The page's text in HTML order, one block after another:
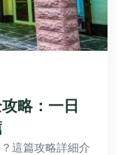
略：一日
這篇攻略詳細介